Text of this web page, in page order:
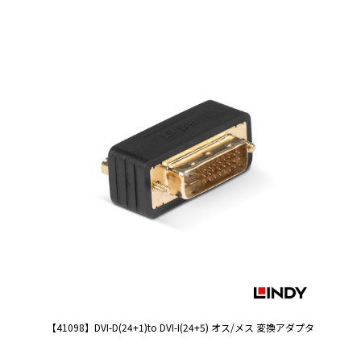
【41098】DVI-D(24+1)to DVI-I(24+5) オス/メス 変換アダプタ